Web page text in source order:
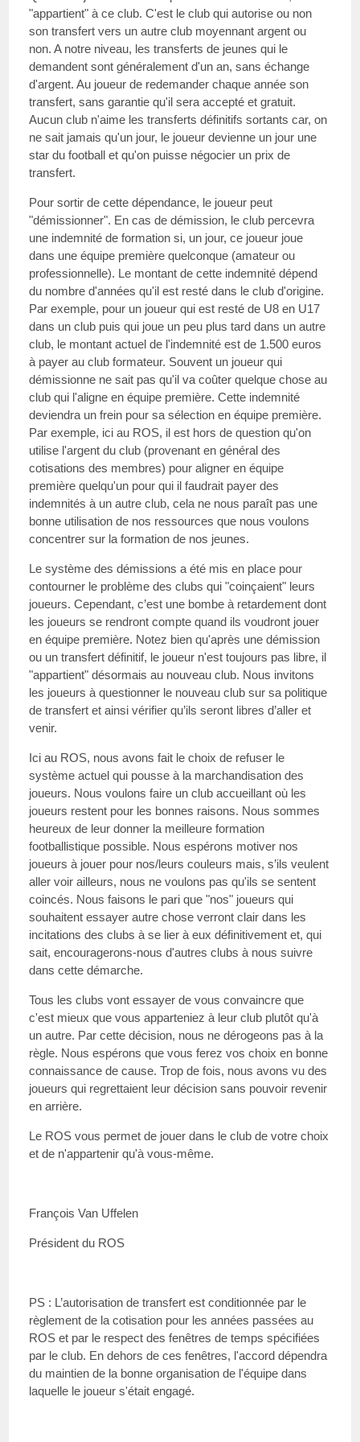
"appartient" à ce club. C'est le club qui autorise ou non
son transfert vers un autre club moyennant argent ou
non. A notre niveau, les transferts de jeunes qui le
demandent sont généralement d'un an, sans échange
d'argent. Au joueur de redemander chaque année son
transfert, sans garantie qu'il sera accepté et gratuit.
Aucun club n'aime les transferts définitifs sortants car, on
ne sait jamais qu'un jour, le joueur devienne un jour une
star du football et qu'on puisse négocier un prix de
transfert.
Pour sortir de cette dépendance, le joueur peut
"démissionner". En cas de démission, le club percevra
une indemnité de formation si, un jour, ce joueur joue
dans une équipe première quelconque (amateur ou
professionnelle). Le montant de cette indemnité dépend
du nombre d'années qu'il est resté dans le club d'origine.
Par exemple, pour un joueur qui est resté de U8 en U17
dans un club puis qui joue un peu plus tard dans un autre
club, le montant actuel de l'indemnité est de 1.500 euros
à payer au club formateur. Souvent un joueur qui
démissionne ne sait pas qu'il va coûter quelque chose au
club qui l'aligne en équipe première. Cette indemnité
deviendra un frein pour sa sélection en équipe première.
Par exemple, ici au ROS, il est hors de question qu'on
utilise l'argent du club (provenant en général des
cotisations des membres) pour aligner en équipe
première quelqu'un pour qui il faudrait payer des
indemnités à un autre club, cela ne nous paraît pas une
bonne utilisation de nos ressources que nous voulons
concentrer sur la formation de nos jeunes.
Le système des démissions a été mis en place pour
contourner le problème des clubs qui "coinçaient" leurs
joueurs. Cependant, c’est une bombe à retardement dont
les joueurs se rendront compte quand ils voudront jouer
en équipe première. Notez bien qu'après une démission
ou un transfert définitif, le joueur n'est toujours pas libre, il
"appartient" désormais au nouveau club. Nous invitons
les joueurs à questionner le nouveau club sur sa politique
de transfert et ainsi vérifier qu’ils seront libres d’aller et
venir.
Ici au ROS, nous avons fait le choix de refuser le
système actuel qui pousse à la marchandisation des
joueurs. Nous voulons faire un club accueillant où les
joueurs restent pour les bonnes raisons. Nous sommes
heureux de leur donner la meilleure formation
footballistique possible. Nous espérons motiver nos
joueurs à jouer pour nos/leurs couleurs mais, s’ils veulent
aller voir ailleurs, nous ne voulons pas qu'ils se sentent
coincés. Nous faisons le pari que "nos" joueurs qui
souhaitent essayer autre chose verront clair dans les
incitations des clubs à se lier à eux définitivement et, qui
sait, encouragerons-nous d'autres clubs à nous suivre
dans cette démarche.
Tous les clubs vont essayer de vous convaincre que
c'est mieux que vous apparteniez à leur club plutôt qu'à
un autre. Par cette décision, nous ne dérogeons pas à la
règle. Nous espérons que vous ferez vos choix en bonne
connaissance de cause. Trop de fois, nous avons vu des
joueurs qui regrettaient leur décision sans pouvoir revenir
en arrière.
Le ROS vous permet de jouer dans le club de votre choix
et de n'appartenir qu'à vous-même.
François Van Uffelen
Président du ROS
PS : L’autorisation de transfert est conditionnée par le
règlement de la cotisation pour les années passées au
ROS et par le respect des fenêtres de temps spécifiées
par le club. En dehors de ces fenêtres, l'accord dépendra
du maintien de la bonne organisation de l'équipe dans
laquelle le joueur s'était engagé.